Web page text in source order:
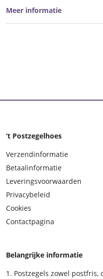
Meer informatie
‘t Postzegelhoes
Verzendinformatie
Betaalinformatie
Leveringsvoorwaarden
Privacybeleid
Cookies
Contactpagina
Belangrijke informatie
Postzegels zowel postfris,